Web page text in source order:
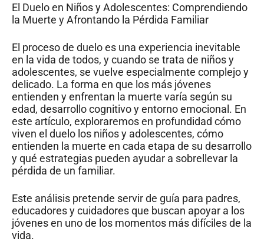
El Duelo en Niños y Adolescentes: Comprendiendo
la Muerte y Afrontando la Pérdida Familiar
El proceso de duelo es una experiencia inevitable
en la vida de todos, y cuando se trata de niños y
adolescentes, se vuelve especialmente complejo y
delicado. La forma en que los más jóvenes
entienden y enfrentan la muerte varía según su
edad, desarrollo cognitivo y entorno emocional. En
este artículo, exploraremos en profundidad cómo
viven el duelo los niños y adolescentes, cómo
entienden la muerte en cada etapa de su desarrollo
y qué estrategias pueden ayudar a sobrellevar la
pérdida de un familiar.
Este análisis pretende servir de guía para padres,
educadores y cuidadores que buscan apoyar a los
jóvenes en uno de los momentos más difíciles de la
vida.